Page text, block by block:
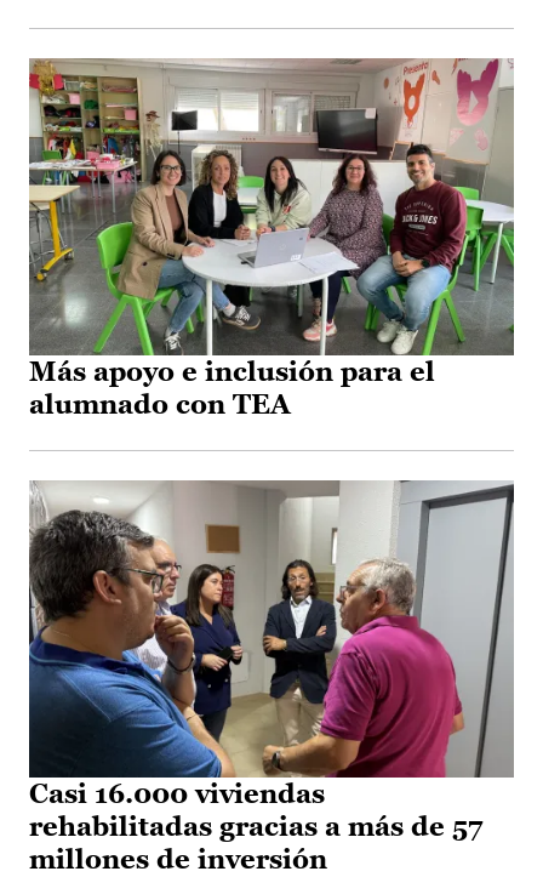
Más apoyo e inclusión para el
alumnado con TEA
Casi 16.000 viviendas
rehabilitadas gracias a más de 57
millones de inversión